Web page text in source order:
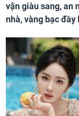
vận giàu sang, an
nhà, vàng bạc đầy